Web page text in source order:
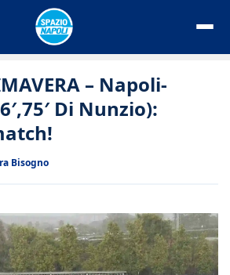
– Napoli-
Di Nunzio):
Bisogno